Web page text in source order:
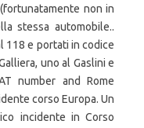
non in
stessa automobile..
118 e portati in codice
uno al Gaslini e
number and Rome
corso Europa. Un
incidente in Corso